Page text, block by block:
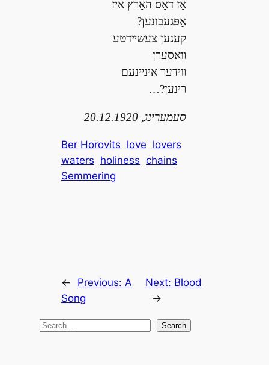
אַז דאָס האַרץ איז
אָפּגעבונען?
קענען צעשײדטע
װאַסערן
װידער אינײנעם
רינען?…
סעמערינג, 20.12.1920
Ber Horovits love lovers
waters holiness chains
Semmering
← Previous: A
Song
Next: Blood
→
S
Search